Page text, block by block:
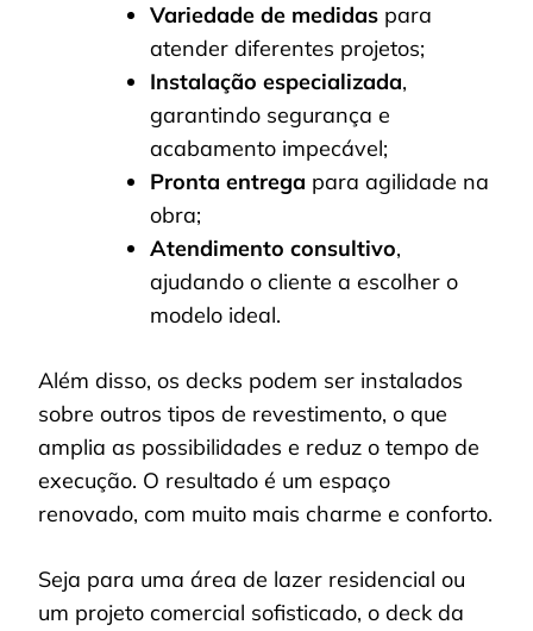
Variedade de medidas para
atender diferentes projetos;
Instalação especializada,
garantindo segurança e
acabamento impecável;
Pronta entrega para agilidade na
obra;
Atendimento consultivo,
ajudando o cliente a escolher o
modelo ideal.
Além disso, os decks podem ser instalados
sobre outros tipos de revestimento, o que
amplia as possibilidades e reduz o tempo de
execução. O resultado é um espaço
renovado, com muito mais charme e conforto.
Seja para uma área de lazer residencial ou
um projeto comercial sofisticado, o deck da